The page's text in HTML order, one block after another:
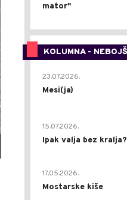
mator"
KOLUMNA -
23.07.2026.
Mesi(ja)
15.07.2026.
Ipak valja bez kralja?
17.05.2026.
Mostarske kiše